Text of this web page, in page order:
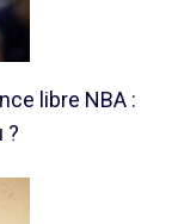
libre NBA :
?